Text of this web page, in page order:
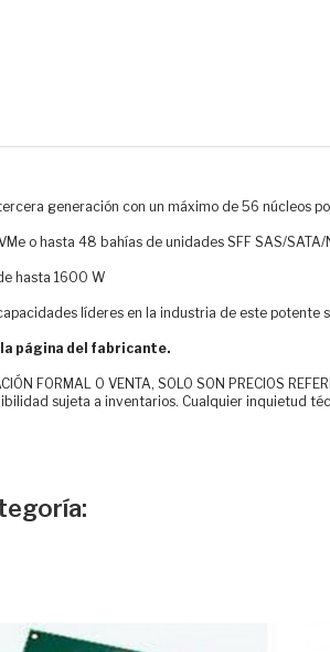
generación con un máximo de 56 núcleos
o hasta 48 bahías de unidades SFF SAS/SATA/
hasta 1600 W
líderes en la industria de este
página del fabricante.
FORMAL O VENTA, SOLO SON PRECIOS
sujeta a inventarios. Cualquier inquietud